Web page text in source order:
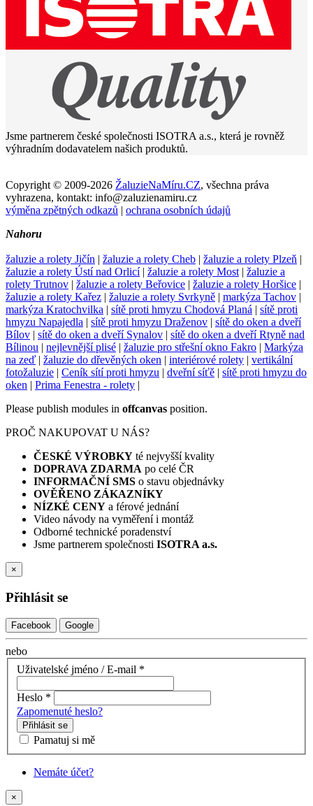
Jsme partnerem české společnosti ISOTRA a.s., která je rovněž
výhradním dodavatelem našich produktů.
Copyright © 2009-2026 ŽaluzieNaMíru.CZ, všechna práva
vyhrazena, kontakt: info@zaluzienamiru.cz
výměna zpětných odkazů | ochrana osobních údajů
Nahoru
žaluzie a rolety Jičín | žaluzie a rolety Cheb | žaluzie a rolety Plzeň |
žaluzie a rolety Ústí nad Orlicí| žaluzie a rolety Most | žaluzie a
rolety Trutnov | žaluzie a rolety Beřovice | žaluzie a rolety Horšice |
žaluzie a rolety Kařez | žaluzie a rolety Svrkyně | markýza Tachov |
markýza Kratochvilka | sítě proti hmyzu Chodová Planá | sítě proti
hmyzu Napajedla | sítě proti hmyzu Draženov | sítě do oken a dveří
Bílov | sítě do oken a dveří Synalov | sítě do oken a dveří Rtyně nad
Bílinou | nejlevnější plisé | žaluzie pro střešní okno Fakro | Markýza
na zeď | žaluzie do dřevěných oken | interiérové rolety | vertikální
fotožaluzie | Ceník sítí proti hmyzu | dveřní síťě | sítě proti hmyzu do
oken | Prima Fenestra - rolety |
Please publish modules in offcanvas position.
PROČ NAKUPOVAT U NÁS?
ČESKÉ VÝROBKY té nejvyšší kvality
DOPRAVA ZDARMA po celé ČR
INFORMAČNÍ SMS o stavu objednávky
OVĚŘENO ZÁKAZNÍKY
NÍZKÉ CENY a férové jednání
Video návody na vyměření i montáž
Odborné technické poradenství
Jsme partnerem společnosti ISOTRA a.s.
×
Přihlásit se
Facebook Google
nebo
Uživatelské jméno / E-mail *
Heslo *
Zapomenuté heslo?
Přihlásit se
Pamatuj si mě
Nemáte účet?
×